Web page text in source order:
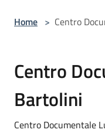
Home > Centro
Centro
Bartolini
Centro Documentale